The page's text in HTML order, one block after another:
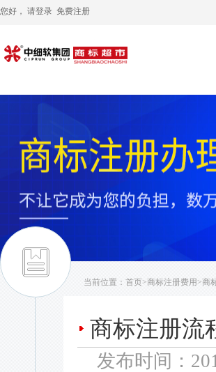
您好， 请登录 免费注册
当前位置： 首页>商标注册费用>商
商标注册流
发布时间：